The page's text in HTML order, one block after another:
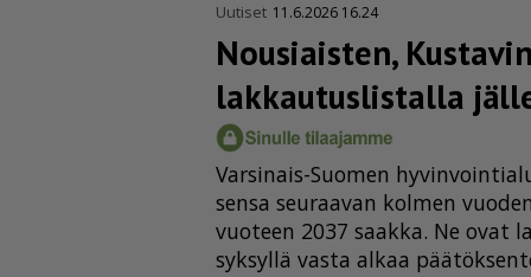
Uutiset 11.6.2026 16.24
Nousiaisten,
lakkau­tus­lis­talla
Var­si­nais-Suo­men
sen­sa seu­raa­van kol­men
vuo­teen 2037 saak­ka. Ne ovat
syk­syl­lä vas­ta al­kaa